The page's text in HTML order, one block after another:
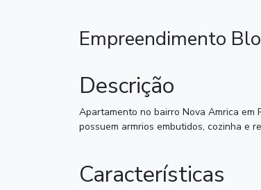
Empreendimento
Descrição
Apartamento no bairro Nova Amrica em
possuem armrios embutidos, cozinha e
Características